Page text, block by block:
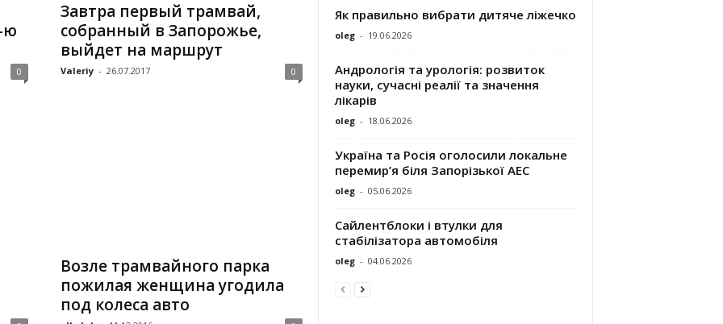
ю
0
Завтра первый трамвай,
собранный в Запорожье,
выйдет на маршрут
Valeriy - 26.07.2017 0
Возле трамвайного парка
пожилая женщина угодила
под колеса авто
Як правильно вибрати дитяче ліжечко
oleg - 19.06.2026
Андрологія та урологія: розвиток
науки, сучасні реалії та значення
лікарів
oleg - 18.06.2026
Україна та Росія оголосили локальне
перемир’я біля Запорізької АЕС
oleg - 05.06.2026
Сайлентблоки і втулки для
стабілізатора автомобіля
oleg - 04.06.2026